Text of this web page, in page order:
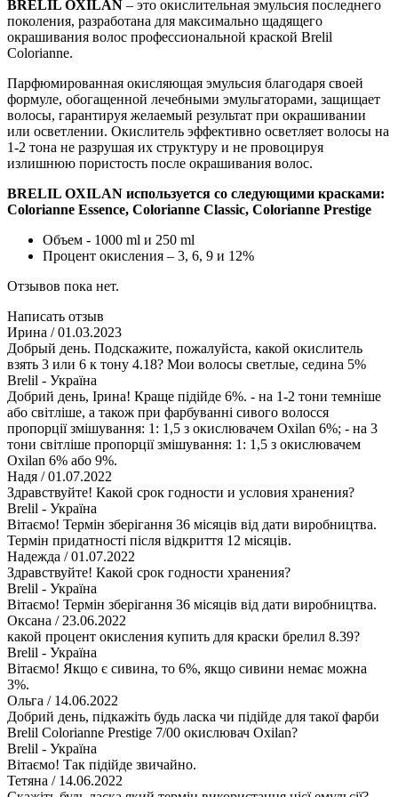
BRELIL OXILAN – это окислительная эмульсия последнего
поколения, разработана для максимально щадящего
окрашивания волос профессиональной краской Brelil
Colorianne.
Парфюмированная окисляющая эмульсия благодаря своей
формуле, обогащенной лечебными эмульгаторами, защищает
волосы, гарантируя желаемый результат при окрашивании
или осветлении. Окислитель эффективно осветляет волосы на
1-2 тона не разрушая их структуру и не провоцируя
излишнюю пористость после окрашивания волос.
BRELIL OXILAN используется со следующими красками:
Colorianne Essence, Colorianne Classic, Colorianne Prestige
Объем - 1000 ml и 250 ml
Процент окисления – 3, 6, 9 и 12%
Отзывов пока нет.
Написать отзыв
Ирина / 01.03.2023
Добрый день. Подскажите, пожалуйста, какой окислитель
взять 3 или 6 к тону 4.18? Мои волосы светлые, седина 5%
Brelil - Україна
Добрий день, Ірина! Краще підійде 6%. - на 1-2 тони темніше
або світліше, а також при фарбуванні сивого волосся
пропорції змішування: 1: 1,5 з окислювачем Oxilan 6%; - на 3
тони світліше пропорції змішування: 1: 1,5 з окислювачем
Oxilan 6% або 9%.
Надя / 01.07.2022
Здравствуйте! Какой срок годности и условия хранения?
Brelil - Україна
Вітаємо! Термін зберігання 36 місяців від дати виробництва.
Термін придатності після відкриття 12 місяців.
Надежда / 01.07.2022
Здравствуйте! Какой срок годности хранения?
Brelil - Україна
Вітаємо! Термін зберігання 36 місяців від дати виробництва.
Оксана / 23.06.2022
какой процент окисления купить для краски брелил 8.39?
Brelil - Україна
Вітаємо! Якщо є сивина, то 6%, якщо сивини немає можна
3%.
Ольга / 14.06.2022
Добрий день, підкажіть будь ласка чи підійде для такої фарби
Brelil Colorianne Prestige 7/00 окислювач Oxilan?
Brelil - Україна
Вітаємо! Так підійде звичайно.
Тетяна / 14.06.2022